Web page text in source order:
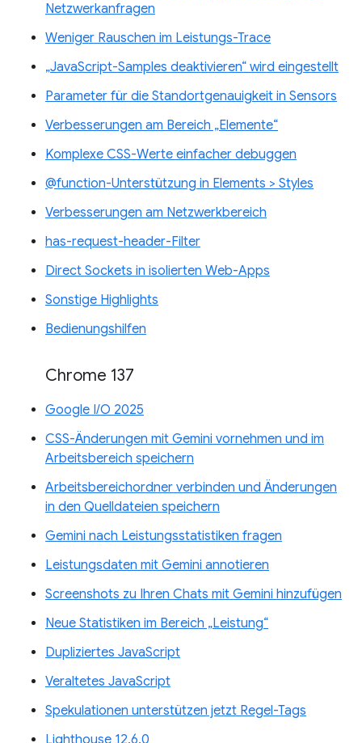
Netzwerkanfragen
Weniger Rauschen im Leistungs-Trace
„JavaScript-Samples deaktivieren“ wird eingestellt
Parameter für die Standortgenauigkeit in Sensors
Verbesserungen am Bereich „Elemente“
Komplexe CSS-Werte einfacher debuggen
@function-Unterstützung in Elements > Styles
Verbesserungen am Netzwerkbereich
has-request-header-Filter
Direct Sockets in isolierten Web-Apps
Sonstige Highlights
Bedienungshilfen
Chrome 137
Google I/O 2025
CSS-Änderungen mit Gemini vornehmen und im
Arbeitsbereich speichern
Arbeitsbereichordner verbinden und Änderungen
in den Quelldateien speichern
Gemini nach Leistungsstatistiken fragen
Leistungsdaten mit Gemini annotieren
Screenshots zu Ihren Chats mit Gemini hinzufügen
Neue Statistiken im Bereich „Leistung“
Dupliziertes JavaScript
Veraltetes JavaScript
Spekulationen unterstützen jetzt Regel-Tags